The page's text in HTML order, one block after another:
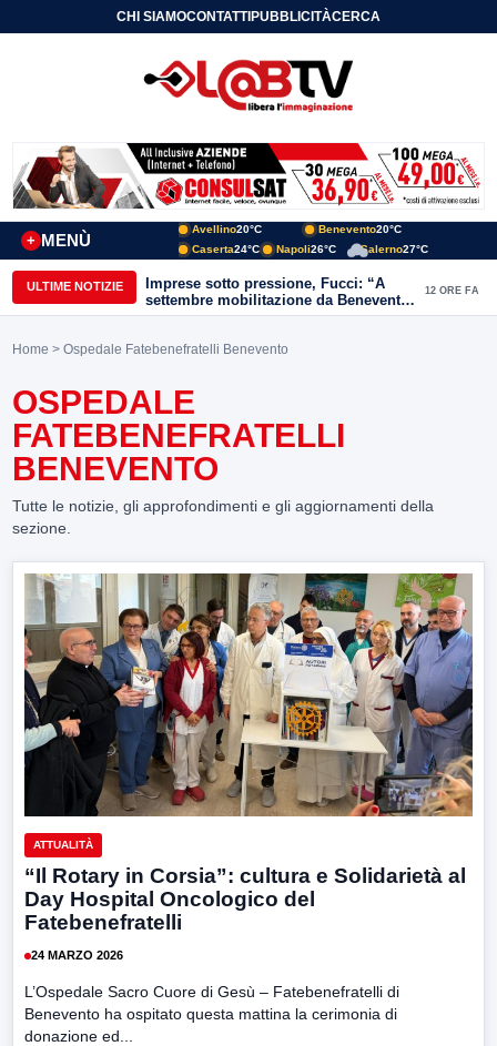
CHI SIAMOCONTATTIPUBBLICITÀCERCA
MENÙ
+
Avellino20°C Benevento20°C
Caserta24°C Napoli26°C Salerno27°C
ULTIME NOTIZIE
Imprese sotto pressione, Fucci: “A
settembre mobilitazione da Benevento
e Avellino”
12 ORE FA
Home > Ospedale Fatebenefratelli Benevento
OSPEDALE
FATEBENEFRATELLI
BENEVENTO
Tutte le notizie, gli approfondimenti e gli aggiornamenti della
sezione.
ATTUALITÀ
“Il Rotary in Corsia”: cultura e Solidarietà al
Day Hospital Oncologico del
Fatebenefratelli
24 MARZO 2026
L’Ospedale Sacro Cuore di Gesù – Fatebenefratelli di
Benevento ha ospitato questa mattina la cerimonia di
donazione ed...